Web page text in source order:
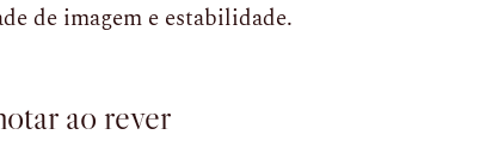
de imagem e estabilidade.
ao rever